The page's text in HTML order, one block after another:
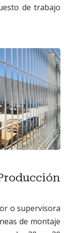
de trabajo
o supervisora
de montaje